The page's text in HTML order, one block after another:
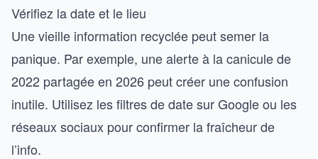
Vérifiez la date et le lieu
Une vieille information recyclée peut semer la
panique. Par exemple, une alerte à la canicule de
2022 partagée en 2026 peut créer une confusion
inutile. Utilisez les filtres de date sur Google ou les
réseaux sociaux pour confirmer la fraîcheur de
l’info.